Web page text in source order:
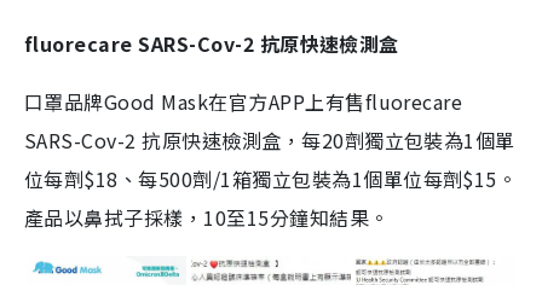
fluorecare SARS-Cov-2 抗原快速檢測盒
口罩品牌Good Mask在官方APP上有售fluorecare
SARS-Cov-2 抗原快速檢測盒，每20劑獨立包裝為1個單
位每劑$18、每500劑/1箱獨立包裝為1個單位每劑$15。
產品以鼻拭子採樣，10至15分鐘知結果。